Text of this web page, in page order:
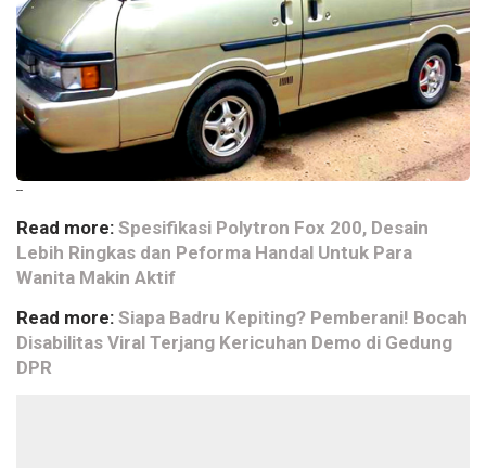
--
Read more: Spesifikasi Polytron Fox 200, Desain
Lebih Ringkas dan Peforma Handal Untuk Para
Wanita Makin Aktif
Read more: Siapa Badru Kepiting? Pemberani! Bocah
Disabilitas Viral Terjang Kericuhan Demo di Gedung
DPR